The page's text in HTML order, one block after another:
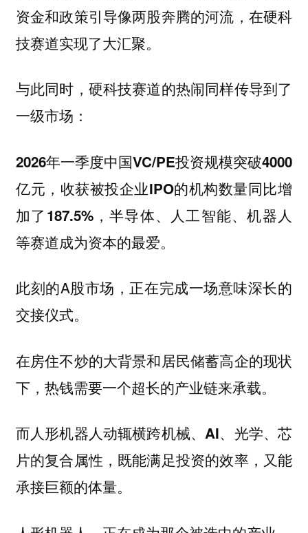
资金和政策引导像两股奔腾的河流，在硬科
技赛道实现了大汇聚。
与此同时，硬科技赛道的热闹同样传导到了
一级市场：
2026年一季度中国VC/PE投资规模突破4000
亿元，收获被投企业IPO的机构数量同比增
加了187.5%，半导体、人工智能、机器人
等赛道成为资本的最爱。
此刻的A股市场，正在完成一场意味深长的
交接仪式。
在房住不炒的大背景和居民储蓄高企的现状
下，热钱需要一个超长的产业链来承载。
而人形机器人动辄横跨机械、AI、光学、芯
片的复合属性，既能满足投资的效率，又能
承接巨额的体量。